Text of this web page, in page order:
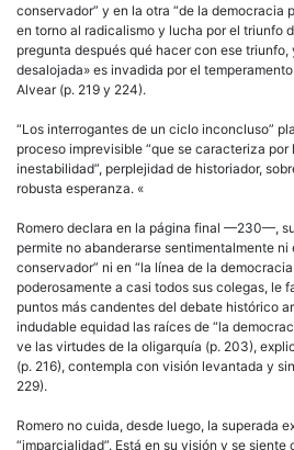
conservador” y en la otra “de la democracia
en torno al radicalismo y lucha por el triunfo
pregunta después qué hacer con ese
desalojada» es invadida por el
Alvear (p. 219 y 224).
“Los interrogantes de un ciclo inconcluso”
proceso imprevisible “que se caracteriza por
inestabilidad”, perplejidad de historiador,
robusta esperanza. «
Romero declara en la página final —230—,
permite no abanderarse sentimentalmente ni
conservador” ni en “la línea de la
poderosamente a casi todos sus colegas, le
puntos más candentes del debate histórico
indudable equidad las raíces de “la
ve las virtudes de la oligarquía (p. 203),
(p. 216), contempla con visión levantada y
229).
Romero no cuida, desde luego, la superada
“imparcialidad”. Está en su visión y se siente